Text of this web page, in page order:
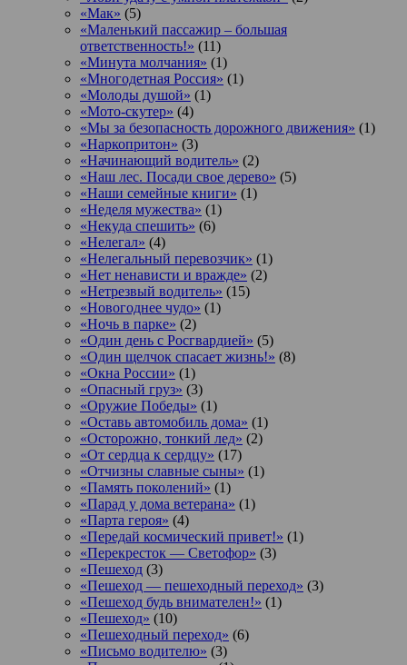
«Мак» (5)
«Маленький пассажир – большая
ответственность!» (11)
«Минута молчания» (1)
«Многодетная Россия» (1)
«Молоды душой» (1)
«Мото-скутер» (4)
«Мы за безопасность дорожного движения» (1)
«Наркопритон» (3)
«Начинающий водитель» (2)
«Наш лес. Посади свое дерево» (5)
«Наши семейные книги» (1)
«Неделя мужества» (1)
«Некуда спешить» (6)
«Нелегал» (4)
«Нелегальный перевозчик» (1)
«Нет ненависти и вражде» (2)
«Нетрезвый водитель» (15)
«Новогоднее чудо» (1)
«Ночь в парке» (2)
«Один день с Росгвардией» (5)
«Один щелчок спасает жизнь!» (8)
«Окна России» (1)
«Опасный груз» (3)
«Оружие Победы» (1)
«Оставь автомобиль дома» (1)
«Осторожно, тонкий лед» (2)
«От сердца к сердцу» (17)
«Отчизны славные сыны» (1)
«Память поколений» (1)
«Парад у дома ветерана» (1)
«Парта героя» (4)
«Передай космический привет!» (1)
«Перекресток — Светофор» (3)
«Пешеход (3)
«Пешеход — пешеходный переход» (3)
«Пешеход будь внимателен!» (1)
«Пешеход» (10)
«Пешеходный переход» (6)
«Письмо водителю» (3)